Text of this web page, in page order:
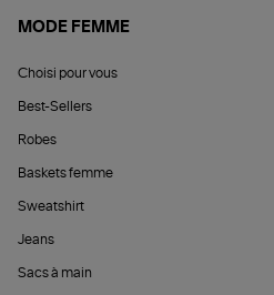
MODE FEMME
Choisi pour vous
Best-Sellers
Robes
Baskets femme
Sweatshirt
Jeans
Sacs à main